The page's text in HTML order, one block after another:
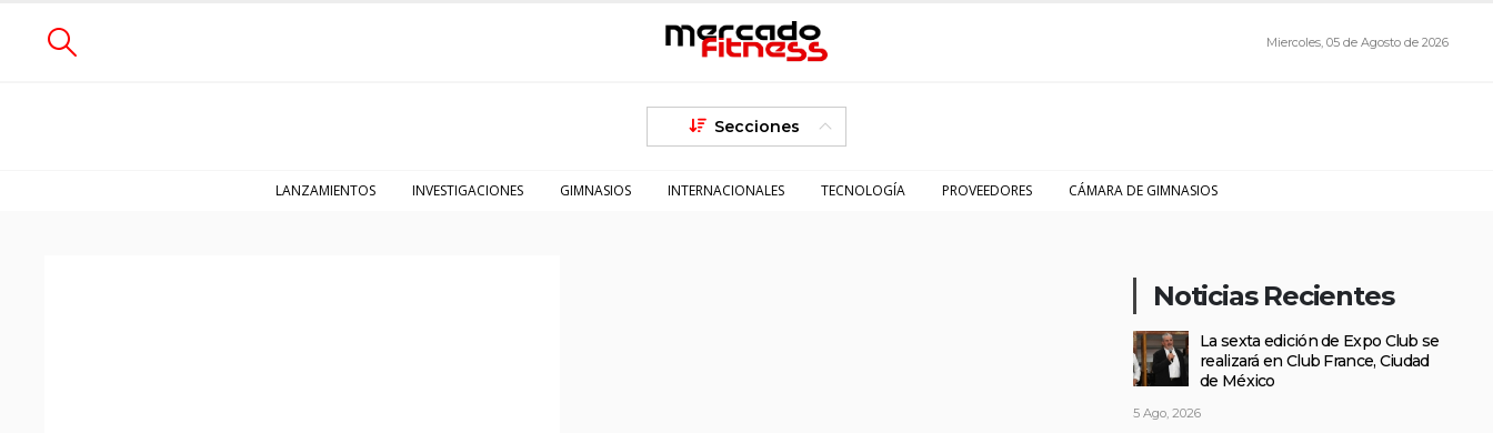
Miercoles, 05 de Agosto de 2026
Secciones
LANZAMIENTOS INVESTIGACIONES GIMNASIOS INTERNACIONALES TECNOLOGÍA PROVEEDORES CÁMARA DE GIMNASIOS
Noticias Recientes
La sexta edición de Expo Club se
realizará en Club France, Ciudad
de México
5 Ago, 2026